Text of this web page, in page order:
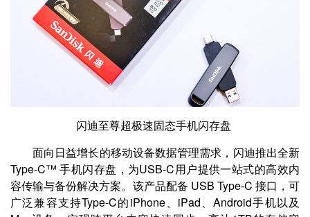
闪迪至尊超极速固态手机闪存盘
面向日益增长的移动设备数据管理需求，闪迪推出全新
Type-C™ 手机闪存盘，为USB-C用户提供一站式的高效内
容传输与备份解决方案。该产品配备 USB Type-C 接口，可
广泛兼容支持Type-C的iPhone、iPad、Android手机以及